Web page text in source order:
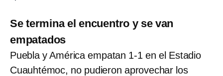
Se termina el encuentro y se van
empatados
Puebla y América empatan 1-1 en el Estadio
Cuauhtémoc, no pudieron aprovechar los